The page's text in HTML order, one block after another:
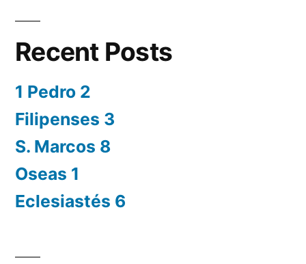
Recent Posts
1 Pedro 2
Filipenses 3
S. Marcos 8
Oseas 1
Eclesiastés 6